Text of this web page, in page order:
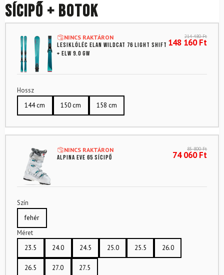
sícipő + botok
NINCS RAKTÁRON
Lesiklóléc ELAN Wildcat 76 Light Shift
+ ELW 9.0 GW
214 480Ft
148 160Ft
Hossz
144 cm
150 cm 158 cm
NINCS RAKTÁRON
ALPINA Eve 65 sícipő
85 800Ft
74 060Ft
Szín
fehér
Méret
23.5
24.0 24.5 25.0 25.5 26.0
26.5 27.0 27.5